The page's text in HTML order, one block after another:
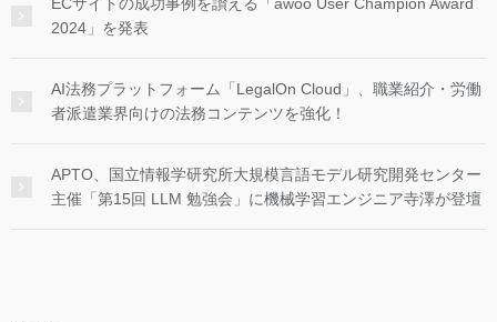
ECサイトの成功事例を讃える「awoo User Champion Award
2024」を発表
AI法務プラットフォーム「LegalOn Cloud」、職業紹介・労働
者派遣業界向けの法務コンテンツを強化！
APTO、国立情報学研究所大規模言語モデル研究開発センター
主催「第15回 LLM 勉強会」に機械学習エンジニア寺澤が登壇